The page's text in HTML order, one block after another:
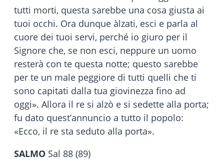
tutti morti, questa sarebbe una cosa giusta ai
tuoi occhi. Ora dunque àlzati, esci e parla al
cuore dei tuoi servi, perché io giuro per il
Signore che, se non esci, neppure un uomo
resterà con te questa notte; questo sarebbe
per te un male peggiore di tutti quelli che ti
sono capitati dalla tua giovinezza fino ad
oggi». Allora il re si alzò e si sedette alla porta;
fu dato quest’annuncio a tutto il popolo:
«Ecco, il re sta seduto alla porta».
SALMO Sal 88 (89)